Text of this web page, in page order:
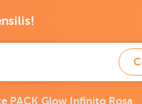
PACK Glow Infinito Rosa